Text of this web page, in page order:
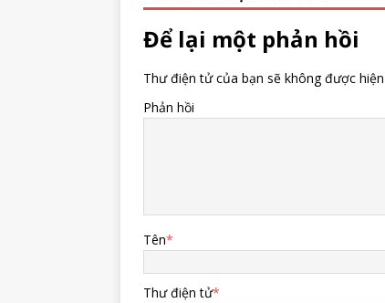
Để lại một phản hồi
Thư điện tử của bạn sẽ không được
Phản hồi
Tên*
Thư điện tử*